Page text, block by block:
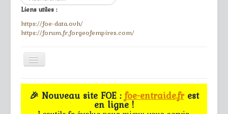
Liens utiles :
https://foe-data.ovh/
https://forum.fr.forgeofempires.com/
Toggle
Navigation
≡
Accueil
🎉 Nouveau site FOE :foe-entraide.frest
en ligne !